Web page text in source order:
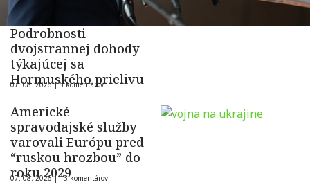
Podrobnosti
dvojstrannej dohody
týkajúcej sa
Hormuského prielivu
07. 08. 2026 |5 komentárov
Americké
spravodajské služby
varovali Európu pred
“ruskou hrozbou” do
roku 2029
07. 08. 2026 |13 komentárov